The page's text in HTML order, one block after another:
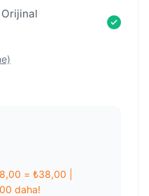
= ₺38,00
daha!